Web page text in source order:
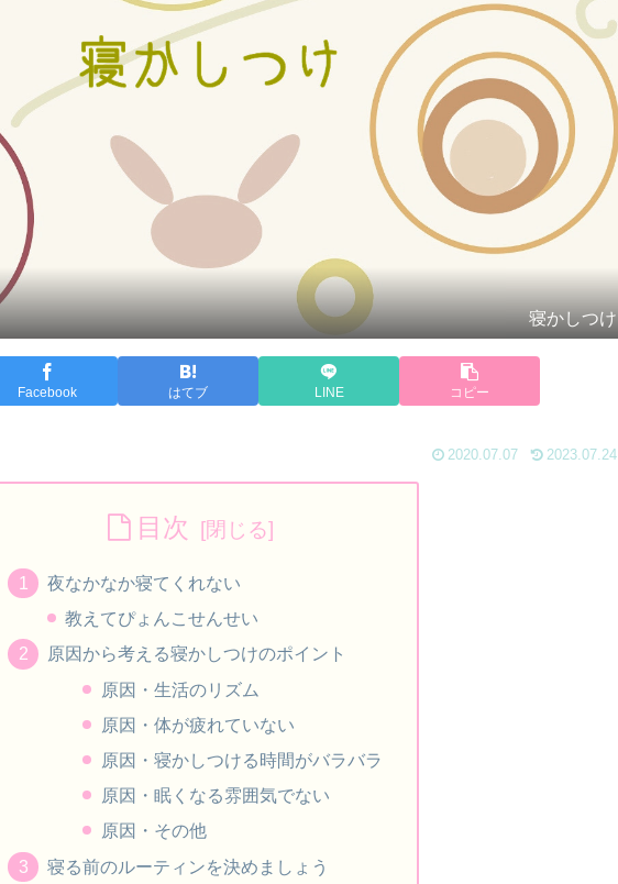
寝かしつけ
Facebook はてブ LINE コピー
2020.07.07 2023.07.24
目次
夜なかなか寝てくれない
教えてぴょんこせんせい
原因から考える寝かしつけのポイント
原因・生活のリズム
原因・体が疲れていない
原因・寝かしつける時間がバラバラ
原因・眠くなる雰囲気でない
原因・その他
寝る前のルーティンを決めましょう